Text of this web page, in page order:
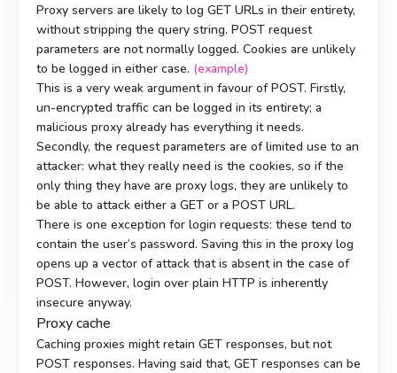
Proxy servers are likely to log GET URLs in their entirety,
without stripping the query string. POST request
parameters are not normally logged. Cookies are unlikely
to be logged in either case. (example)
This is a very weak argument in favour of POST. Firstly,
un-encrypted traffic can be logged in its entirety; a
malicious proxy already has everything it needs.
Secondly, the request parameters are of limited use to an
attacker: what they really need is the cookies, so if the
only thing they have are proxy logs, they are unlikely to
be able to attack either a GET or a POST URL.
There is one exception for login requests: these tend to
contain the user’s password. Saving this in the proxy log
opens up a vector of attack that is absent in the case of
POST. However, login over plain HTTP is inherently
insecure anyway.
Proxy cache
Caching proxies might retain GET responses, but not
POST responses. Having said that, GET responses can be